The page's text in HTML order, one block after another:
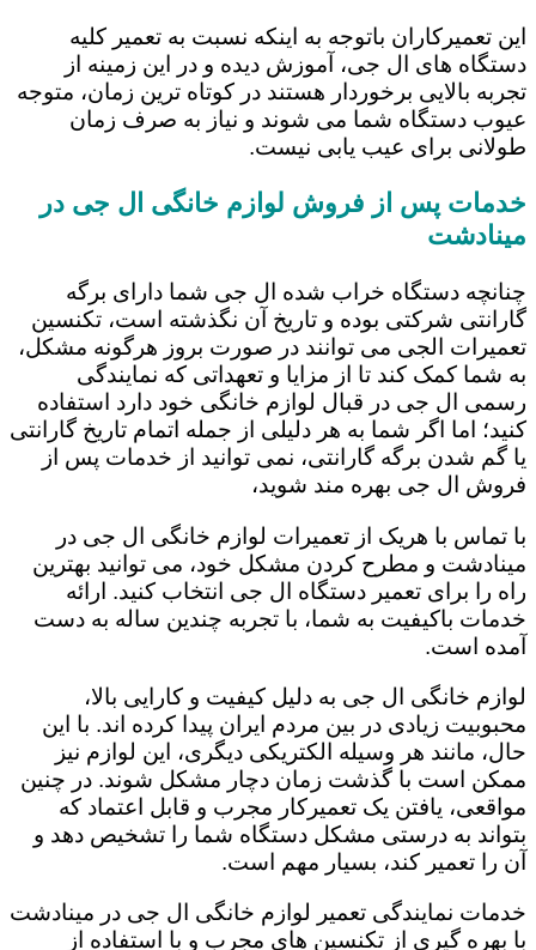
این تعمیرکاران باتوجه به اینکه نسبت به تعمیر کلیه
دستگاه های ال جی، آموزش دیده و در این زمینه از
تجربه بالایی برخوردار هستند در کوتاه ترین زمان، متوجه
عیوب دستگاه شما می شوند و نیاز به صرف زمان
طولانی برای عیب یابی نیست.
خدمات پس از فروش لوازم خانگی ال جی در
مینادشت
چنانچه دستگاه خراب شده ال جی شما دارای برگه
گارانتی شرکتی بوده و تاریخ آن نگذشته است، تکنسین
تعمیرات الجی می توانند در صورت بروز هرگونه مشکل،
به شما کمک کند تا از مزایا و تعهداتی که نمایندگی
رسمی ال جی در قبال لوازم خانگی خود دارد استفاده
کنید؛ اما اگر شما به هر دلیلی از جمله اتمام تاریخ گارانتی
یا گم شدن برگه گارانتی، نمی توانید از خدمات پس از
فروش ال جی بهره مند شوید،
با تماس با هریک از تعمیرات لوازم خانگی ال جی در
مینادشت و مطرح کردن مشکل خود، می توانید بهترین
راه را برای تعمیر دستگاه ال جی انتخاب کنید. ارائه
خدمات باکیفیت به شما، با تجربه چندین ساله به دست
آمده است.
لوازم خانگی ال جی به دلیل کیفیت و کارایی بالا،
محبوبیت زیادی در بین مردم ایران پیدا کرده اند. با این
حال، مانند هر وسیله الکتریکی دیگری، این لوازم نیز
ممکن است با گذشت زمان دچار مشکل شوند. در چنین
مواقعی، یافتن یک تعمیرکار مجرب و قابل اعتماد که
بتواند به درستی مشکل دستگاه شما را تشخیص دهد و
آن را تعمیر کند، بسیار مهم است.
خدمات نمایندگی تعمیر لوازم خانگی ال جی در مینادشت
با بهره گیری از تکنسین های مجرب و با استفاده از